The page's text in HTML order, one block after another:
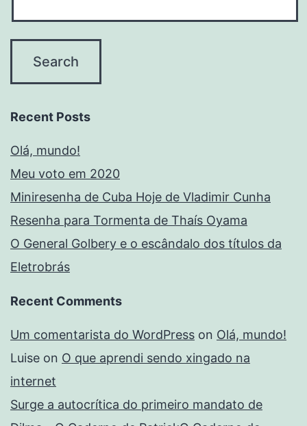
Recent Posts
Olá, mundo!
Meu voto em 2020
Miniresenha de Cuba Hoje de Vladimir Cunha
Resenha para Tormenta de Thaís Oyama
O General Golbery e o escândalo dos títulos da
Eletrobrás
Recent Comments
Um comentarista do WordPress on Olá, mundo!
Luise on O que aprendi sendo xingado na
internet
Surge a autocrítica do primeiro mandato de